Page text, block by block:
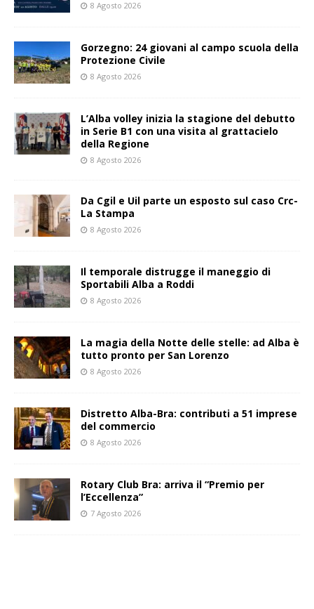
8 Agosto 2026
Gorzegno: 24 giovani al campo scuola della
Protezione Civile
8 Agosto 2026
L’Alba volley inizia la stagione del debutto
in Serie B1 con una visita al grattacielo
della Regione
8 Agosto 2026
Da Cgil e Uil parte un esposto sul caso Crc-
La Stampa
8 Agosto 2026
Il temporale distrugge il maneggio di
Sportabili Alba a Roddi
8 Agosto 2026
La magia della Notte delle stelle: ad Alba è
tutto pronto per San Lorenzo
8 Agosto 2026
Distretto Alba-Bra: contributi a 51 imprese
del commercio
8 Agosto 2026
Rotary Club Bra: arriva il “Premio per
l’Eccellenza”
7 Agosto 2026